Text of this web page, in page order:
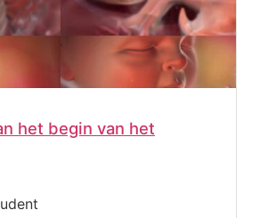
het begin van het